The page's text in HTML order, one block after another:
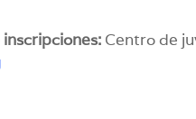
Centro de